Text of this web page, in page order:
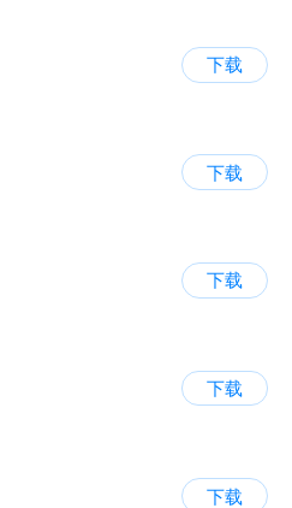
下载
下载
下载
下载
下载